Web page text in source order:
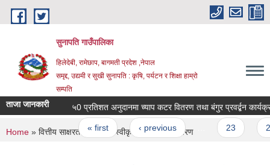
Skip to main content
सुनापति गाउँपालिका
हिलेदेबी, रामेछाप, बागमती प्रदेश ,नेपाल
समृद्द, उद्यमी र सुखी सुनापति : कृषि, पर्यटन र शिक्षा हाम्रो
सम्पति
ताजा जानकारी ५0 प्रतिशत अनुदानमा च्याप कटर वितरण तथा बंगुर प्रवर्द्बन
Pages
« first ‹ previous …
You are here
Home » वित्तीय साक्षरता सहजकर्ता स्वीकृत दरखास्तको बिबरण